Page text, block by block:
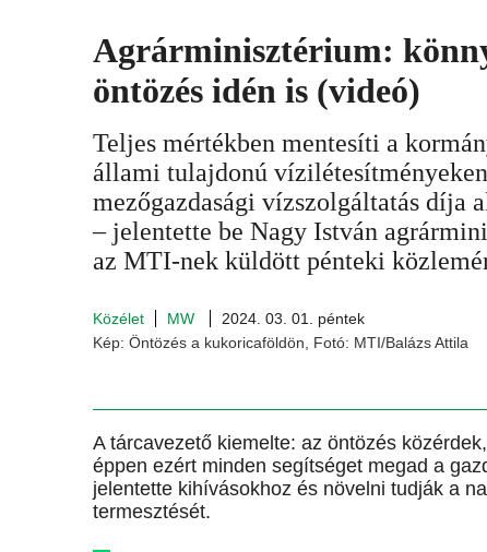
Agrárminisztérium:
öntözés idén is (videó)
Teljes mértékben mentesíti a
állami tulajdonú
mezőgazdasági vízszolgáltatás díja
– jelentette be Nagy István
az MTI-nek küldött pénteki
Közélet MW
2024. 03. 01. péntek
Kép: Öntözés a kukoricaföldön, Fotó: MTI/Balázs Attila
A tárcavezető kiemelte: az öntözés
éppen ezért minden segítséget megad a
jelentette kihívásokhoz és növelni tudják a
termesztését.